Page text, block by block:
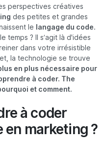
perspectives créatives
des petites et grandes
le
langage du code.
temps ? Il s’agit là d'idées
dans votre irrésistible
la technologie se trouve
en plus nécessaire pour
à coder. The
et comment.
à coder
en marketing ?